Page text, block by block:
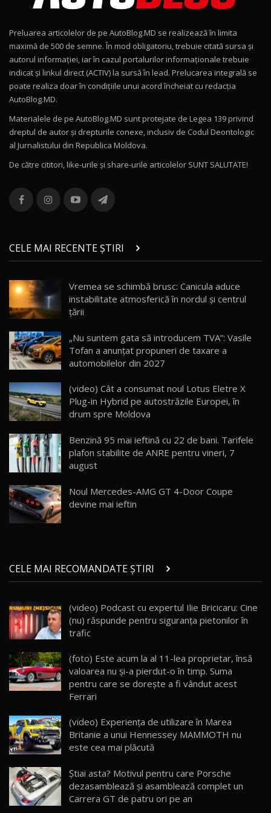
15:22
Mercedes-AMG E 53 HYBRID 4MATIC+ / Test
Drive AutoBlog.MD
16:27
11
Noul Volvo ES90 / Test Drive AutoBlog.MD
12
Noul MG HS / Test Drive AutoBlog.MD
16:48
13
combină aventura cu luxul / AutoBlog.MD
36:08
chinez care face lumea să se întoarcă după el
/ AutoBlog.MD
17:27
15 14:37
16
AutoBlogMD
17 20:06
Va fi modelul nr.1 BYD în Moldova? BYD Seal U
30:08
Noul Geely EX5 EM-i care a cucerit Moldova
AutoBlog.MD
23:36
20
21
Micul BYD Dolphin Surf / Test Drive
AutoBlog.MD
16:59
22
Noua Mazda 6e / Test Drive AutoBlog.MD
26:59
23
Lynk & Co 01 / Test Drive AutoBlog.MD
25:19
26:38
Land Rover Defender OCTA Edition One: Cel
Moldova
32:21
26
Porsche 911 Spirit 70 / Test Drive
Preluarea articolelor de pe AutoBlog.MD se realizează în limita
maximă de 500 de semne. În mod obligatoriu, trebuie citată sursa și
autorul informației, iar în cazul portalurilor informaționale trebuie
indicat și linkul direct (ACTIV) la sursă în lead. Prelucarea integrală se
poate realiza doar în condițiile unui acord încheiat cu redacţia
AutoBlog.MD.
Materialele de pe AutoBlog.MD sunt protejate de Legea 139 privind
dreptul de autor și drepturile conexe, inclusiv de Codul Deontologic
al Jurnalistului din Republica Moldova.
De către cititori, like-urile şi share-urile articolelor SUNT SALUTATE!
CELE MAI RECENTE ȘTIRI
Vremea se schimbă brusc: Canicula aduce
instabilitate atmosferică în nordul și centrul
țării
„Nu suntem gata să introducem TVA”: Vasile
Tofan a anunțat propuneri de taxare a
automobilelor din 2027
(video) Cât a consumat noul Lotus Eletre X
Plug-in Hybrid pe autostrăzile Europei, în
drum spre Moldova
Benzină 95 mai ieftină cu 22 de bani. Tarifele
plafon stabilite de ANRE pentru vineri, 7
august
Noul Mercedes-AMG GT 4-Door Coupe
devine mai ieftin
CELE MAI RECOMANDATE ȘTIRI
(video) Podcast cu expertul Ilie Bricicaru: Cine
(nu) răspunde pentru siguranța pietonilor în
trafic
(foto) Este acum la al 11-lea proprietar, însă
valoarea nu şi-a pierdut-o în timp. Suma
pentru care se doreşte a fi vândut acest
Ferrari
(video) Experiența de utilizare în Marea
Britanie a unui Hennessey MAMMOTH nu
este cea mai plăcută
Ştiai asta? Motivul pentru care Porsche
dezasamblează şi asamblează complet un
Carrera GT de patru ori pe an